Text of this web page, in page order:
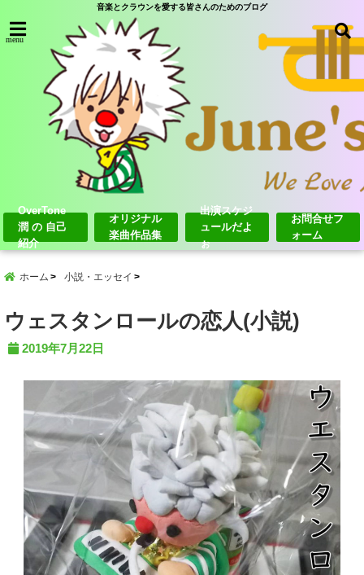
音楽とクラウンを愛する皆さんのためのブログ
menu
OverTone
潤 の 自己
紹介
オリジナル
楽曲作品集
出演スケジ
ュールだよ
ぉ
お問合せフ
ォーム
ホーム 小説・エッセイ
ウェスタンロールの恋人(小説)
2019年7月22日